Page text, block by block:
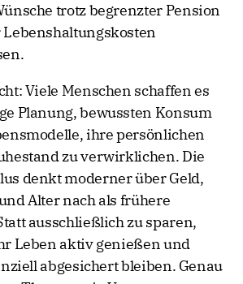
trotz begrenzter Pension
Viele Menschen schaffen es
Planung, bewussten Konsum
ihre persönlichen
zu verwirklichen. Die
denkt moderner über Geld,
Alter nach als frühere
ausschließlich zu sparen,
Leben aktiv genießen und
abgesichert bleiben. Genau